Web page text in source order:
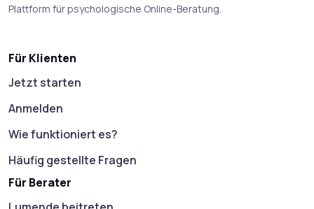
Plattform für psychologische Online-Beratung.
Für Klienten
Jetzt starten
Anmelden
Wie funktioniert es?
Häufig gestellte Fragen
Für Berater